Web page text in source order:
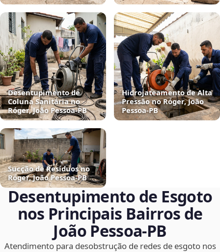
Desentupimento de
Coluna Sanitária no
Róger, João Pessoa‑PB
Hidrojateamento de Alta
Pressão no Róger, João
Pessoa‑PB
Sucção de Resíduos no
Róger, João Pessoa‑PB
Desentupimento de Esgoto
nos Principais Bairros de
João Pessoa‑PB
Atendimento para desobstrução de redes de esgoto nos